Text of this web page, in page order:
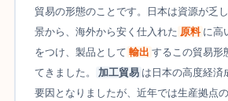
貿易の形態のことです。日本は資源が乏
景から、海外から安く仕入れた 原料 に高
をつけ、製品として 輸出 するこの貿易形
てきました。
加工貿易 は日本の高度経済
要因となりましたが、近年では生産拠点